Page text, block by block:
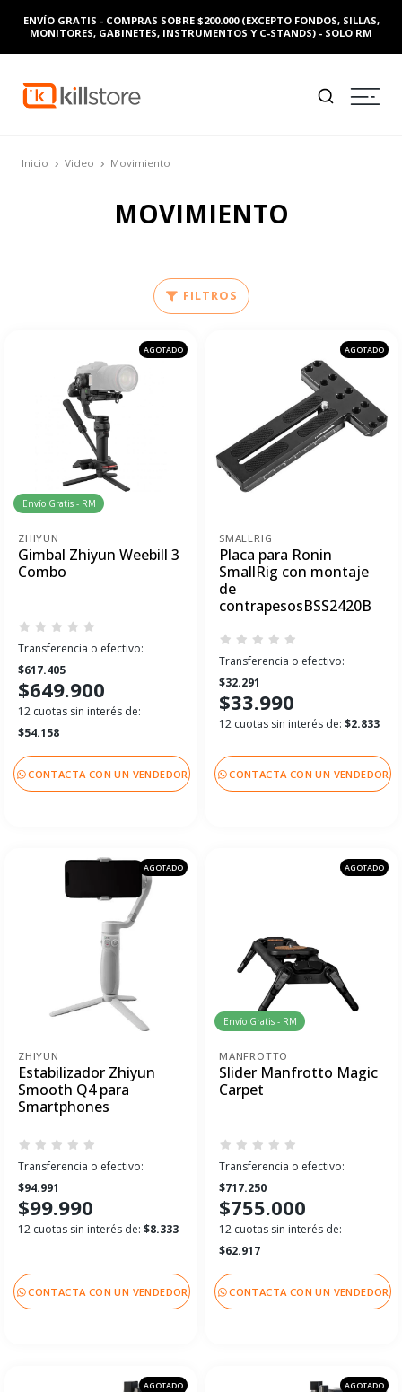
ENVÍO GRATIS - COMPRAS SOBRE $200.000 (EXCEPTO FONDOS, SILLAS,
MONITORES, GABINETES, INSTRUMENTOS Y C-STANDS) - SOLO RM
Inicio Video Movimiento
MOVIMIENTO
FILTROS
AGOTADO
Envío Gratis - RM
ZHIYUN
Gimbal Zhiyun Weebill 3
Combo
Transferencia o efectivo:
$617.405
$649.900
12 cuotas sin interés de:
$54.158
CONTACTA CON UN VENDEDOR
AGOTADO
SMALLRIG
Placa para Ronin
SmallRig con montaje
de
contrapesosBSS2420B
Transferencia o efectivo:
$32.291
$33.990
12 cuotas sin interés de: $2.833
CONTACTA CON UN VENDEDOR
AGOTADO
ZHIYUN
Estabilizador Zhiyun
Smooth Q4 para
Smartphones
Transferencia o efectivo:
$94.991
$99.990
12 cuotas sin interés de: $8.333
CONTACTA CON UN VENDEDOR
AGOTADO
Envío Gratis - RM
MANFROTTO
Slider Manfrotto Magic
Carpet
Transferencia o efectivo:
$717.250
$755.000
12 cuotas sin interés de:
$62.917
CONTACTA CON UN VENDEDOR
AGOTADO AGOTADO